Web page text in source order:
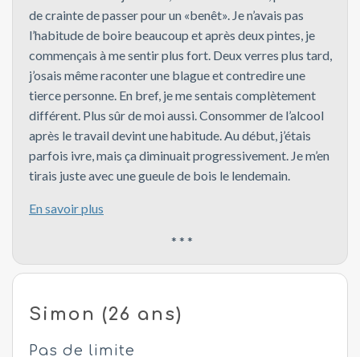
de crainte de passer pour un «benêt». Je n’avais pas
l’habitude de boire beaucoup et après deux pintes, je
commençais à me sentir plus fort. Deux verres plus tard,
j’osais même raconter une blague et contredire une
tierce personne. En bref, je me sentais complètement
différent. Plus sûr de moi aussi. Consommer de l’alcool
après le travail devint une habitude. Au début, j’étais
parfois ivre, mais ça diminuait progressivement. Je m’en
tirais juste avec une gueule de bois le lendemain.
En savoir plus
* * *
Simon (26 ans)
Pas de limite